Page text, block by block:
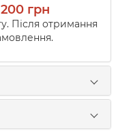
200 грн
Після отримання